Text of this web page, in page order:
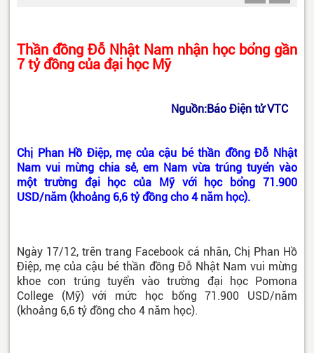
Thần đồng Đỗ Nhật Nam nhận học bổng gần
7 tỷ đồng của đại học Mỹ
Nguồn:Báo Điện tử VTC
Chị Phan Hồ Điệp, mẹ của cậu bé thần đồng Đỗ Nhật
Nam vui mừng chia sẻ, em Nam vừa trúng tuyển vào
một trường đại học của Mỹ với học bổng 71.900
USD/năm (khoảng 6,6 tỷ đồng cho 4 năm học).
Ngày 17/12, trên trang Facebook cá nhân, Chị Phan Hồ
Điệp, mẹ của cậu bé thần đồng Đỗ Nhật Nam vui mừng
khoe con trúng tuyển vào trường đại học Pomona
College (Mỹ) với mức học bổng 71.900 USD/năm
(khoảng 6,6 tỷ đồng cho 4 năm học).